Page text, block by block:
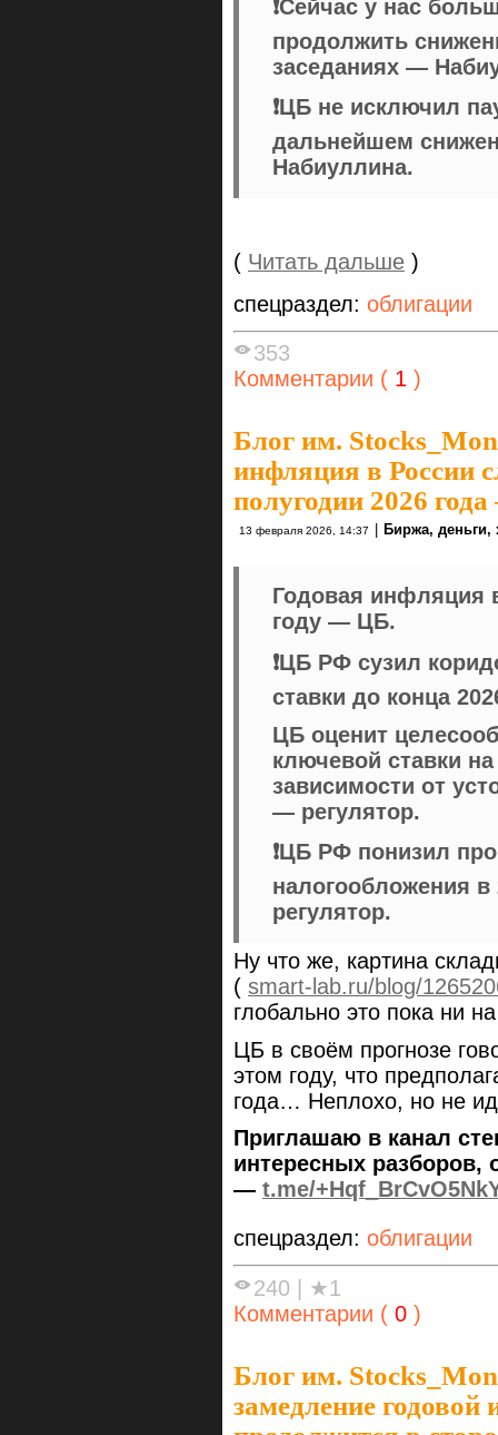
❗️Сейчас у нас
продолжить
заседаниях —
❗️ЦБ не исключил
дальнейшем
Набиуллина.
( Читать дальше )
спецраздел: облигации
353
Комментарии ( 1 )
Блог им.
инфляция в России
полугодии 2026
13 февраля 2026, 14:37 Биржа, деньги,
Годовая инфляция
году — ЦБ.
❗️ЦБ РФ сузил
ставки до конца
ЦБ оценит
ключевой ставки
зависимости от
— регулятор.
❗️ЦБ РФ понизил
налогообложения
регулятор.
Ну что же, картина
( smart-lab.ru/blog/
глобально это пока ни
ЦБ в своём прогнозе
этом году, что
года… Неплохо, но не
Приглашаю в канал
интересных разборов,
— t.me/
спецраздел: облигации
240
★1
Комментарии ( 0 )
Блог им.
замедление